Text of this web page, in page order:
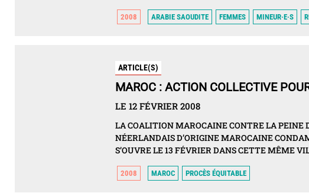
2008 ARABIE SAOUDITE FEMMES MINEUR·E·S
ARTICLE(S)
MAROC : ACTION COLLECTIVE
LE 12 FÉVRIER 2008
LA COALITION MAROCAINE CONTRE LA
NÉERLANDAIS D’ORIGINE MAROCAINE
S’OUVRE LE 13 FÉVRIER DANS CETTE MÊME
2008 MAROC PROCÈS ÉQUITABLE